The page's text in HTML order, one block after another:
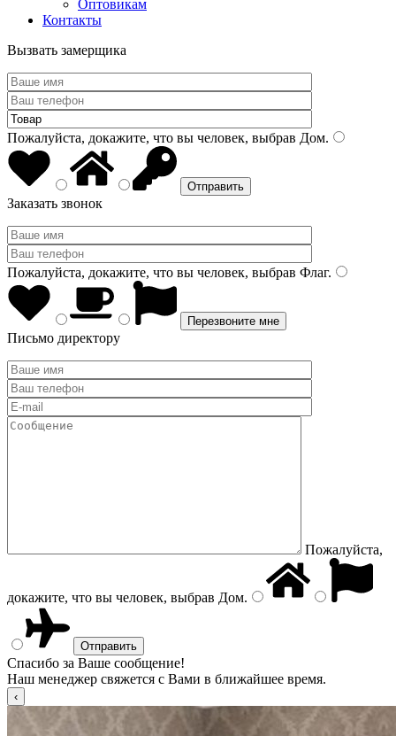
Оптовикам
Контакты
Вызвать замерщика
Пожалуйста, докажите, что вы человек, выбрав Дом.
Заказать звонок
Пожалуйста, докажите, что вы человек, выбрав Флаг.
Письмо директору
Пожалуйста,
докажите, что вы человек, выбрав Дом.
Спасибо за Ваше сообщение!
Наш менеджер свяжется с Вами в ближайшее время.